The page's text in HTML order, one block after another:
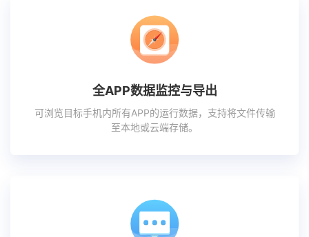
全APP数据监控与导出
可浏览目标手机内所有APP的运行数据，支持将文件传输
至本地或云端存储。